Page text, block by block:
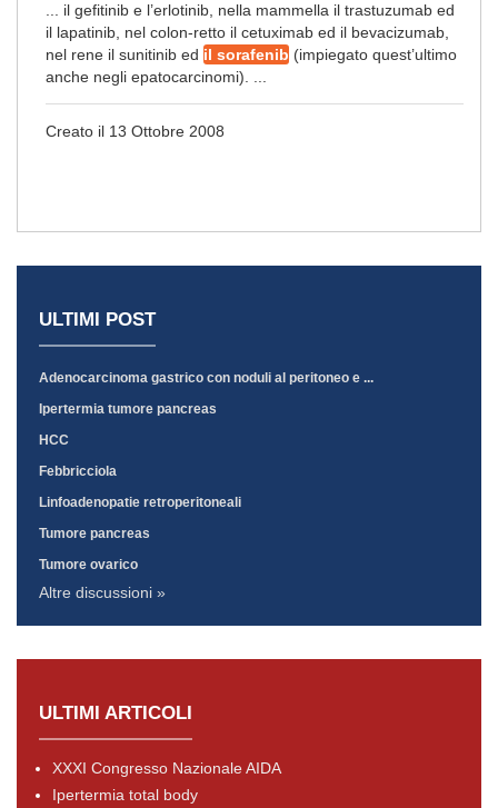
... il gefitinib e l’erlotinib, nella mammella il trastuzumab ed
il lapatinib, nel colon-retto il cetuximab ed il bevacizumab,
nel rene il sunitinib ed il sorafenib (impiegato quest’ultimo
anche negli epatocarcinomi). ...
Creato il 13 Ottobre 2008
ULTIMI POST
Adenocarcinoma gastrico con noduli al peritoneo e ...
Ipertermia tumore pancreas
HCC
Febbricciola
Linfoadenopatie retroperitoneali
Tumore pancreas
Tumore ovarico
Altre discussioni »
ULTIMI ARTICOLI
XXXI Congresso Nazionale AIDA
Ipertermia total body